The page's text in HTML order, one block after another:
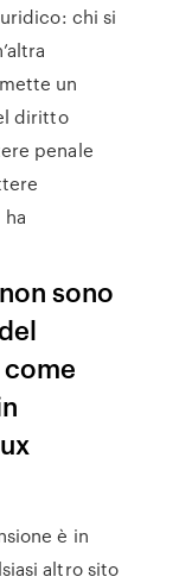
chi si
un
diritto
penale
sono
è in
altro sito